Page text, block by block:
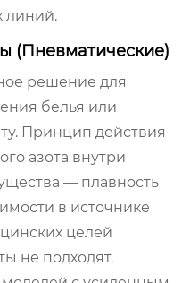
линий.
(Пневматические)
решение для
белья или
Принцип действия
азота внутри
— плавность
в источнике
целей
не подходят.